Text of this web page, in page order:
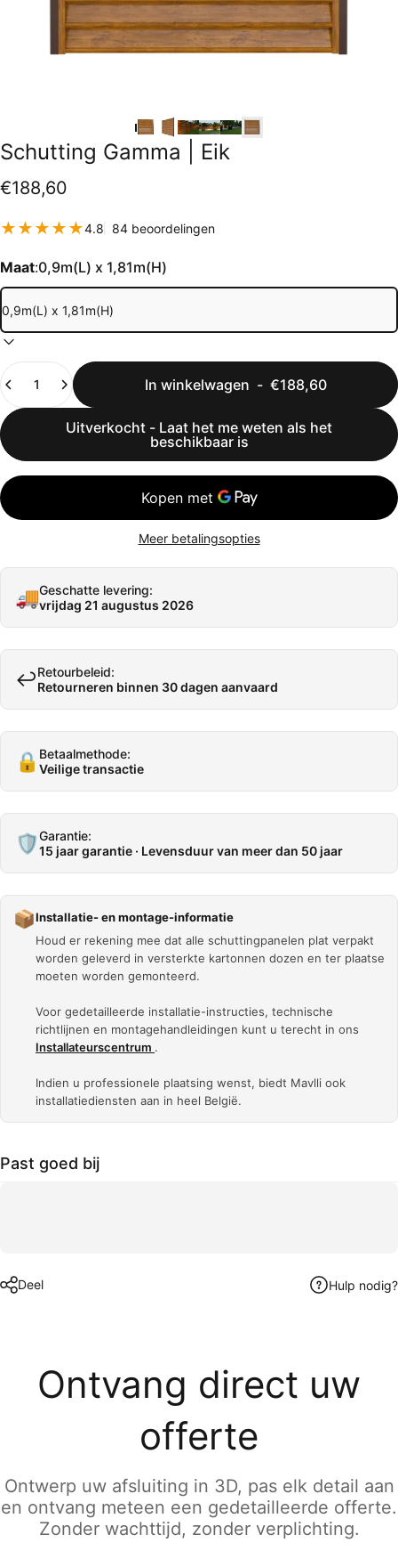
Schutting Gamma Eik
€188,60
4.8 84 beoordelingen84 totaal aantal beoordelingen
Maat:0,9m(L) x 1,81m(H)
Hoeveelheid
In winkelwagen - €188,60
Uitverkocht - Laat het me weten als het
beschikbaar is
Meer betalingsopties
🚚Geschatte levering:
vrijdag 21 augustus 2026
↩️Retourbeleid:
Retourneren binnen 30 dagen aanvaard
🔒 Betaalmethode:
Veilige transactie
🛡️Garantie:
15 jaar garantie · Levensduur van meer dan 50 jaar
📦Installatie- en montage-informatie
Houd er rekening mee dat alle schuttingpanelen plat verpakt
worden geleverd in versterkte kartonnen dozen en ter plaatse
moeten worden gemonteerd.
Voor gedetailleerde installatie-instructies, technische
richtlijnen en montagehandleidingen kunt u terecht in ons
Installateurscentrum .
Indien u professionele plaatsing wenst, biedt Mavlli ook
installatiediensten aan in heel België.
Past goed bij
Deel Hulp nodig?
Ontvang direct uw
offerte
Ontwerp uw afsluiting in 3D, pas elk detail aan
en ontvang meteen een gedetailleerde offerte.
Zonder wachttijd, zonder verplichting.